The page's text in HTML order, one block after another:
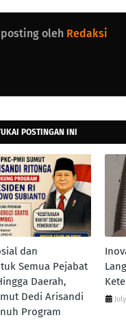
oleh Redaksi
POSTINGAN INI
dan
Semua Pejabat
Daerah,
Dedi Arisandi
Program